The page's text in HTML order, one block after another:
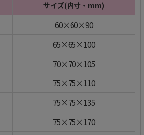
サイズ(内寸・mm)
60×60×90
65×65×100
70×70×105
75×75×110
75×75×135
75×75×170